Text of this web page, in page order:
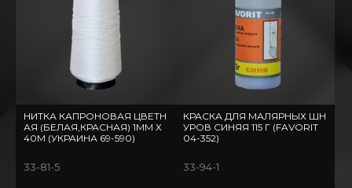
НИТКА КАПРОНОВАЯ ЦВЕТН
АЯ (БЕЛАЯ,КРАСНАЯ) 1ММ Х
40М (УКРАИНА 69-590)
33-81-5
КРАСКА ДЛЯ МАЛЯРНЫХ ШН
УРОВ СИНЯЯ 115 Г (FAVORIT
04-352)
33-94-1